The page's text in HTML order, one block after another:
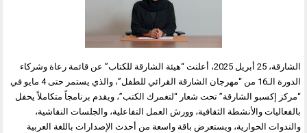
الشارقة، 25 أبريل 2025، أعلنت “هيئة الشارقة للكتاب” عن قائمة رعاة وشركاء
الدورة الـ16 من “مهرجان الشارقة القرائي للطفل”، والذي يستمر حتى 4 مايو في
“مركز إكسبو الشارقة” تحت شعار “لتغمرك الكتب”، ويقدم برنامجاً متكاملاً يحفل
بالفعاليات والأنشطة الثقافية، وورش العمل التفاعلية، والجلسات النقاشية،
والندوات الحوارية، ويستعرض باقة واسعة من أحدث الإصدارات باللغة العربية